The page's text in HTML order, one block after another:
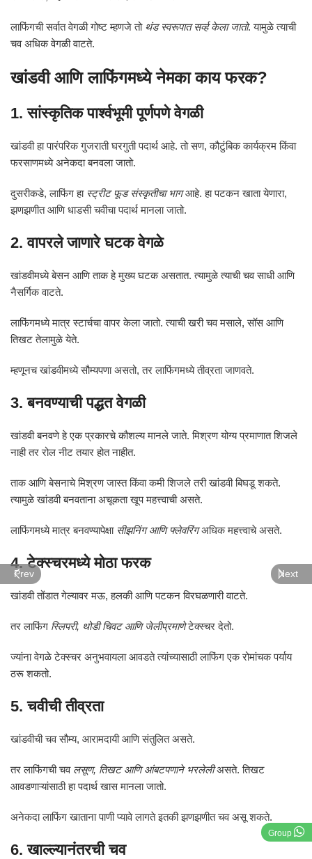
Group
लाफिंगची सर्वात वेगळी गोष्ट म्हणजे तो थंड स्वरूपात सर्व्ह केला जातो. यामुळे त्याची
चव अधिक वेगळी वाटते.
खांडवी आणि लाफिंगमध्ये नेमका काय फरक?
1. सांस्कृतिक पार्श्वभूमी पूर्णपणे वेगळी
खांडवी हा पारंपरिक गुजराती घरगुती पदार्थ आहे. तो सण, कौटुंबिक कार्यक्रम किंवा
फरसाणमध्ये अनेकदा बनवला जातो.
दुसरीकडे, लाफिंग हा स्ट्रीट फूड संस्कृतीचा भागआहे. हा पटकन खाता येणारा,
झणझणीत आणि धाडसी चवीचा पदार्थ मानला जातो.
2. वापरले जाणारे घटक वेगळे
खांडवीमध्ये बेसन आणि ताक हे मुख्य घटक असतात. त्यामुळे त्याची चव साधी आणि
नैसर्गिक वाटते.
लाफिंगमध्ये मात्र स्टार्चचा वापर केला जातो. त्याची खरी चव मसाले, सॉस आणि
तिखट तेलामुळे येते.
म्हणूनच खांडवीमध्ये सौम्यपणा असतो, तर लाफिंगमध्ये तीव्रता जाणवते.
3. बनवण्याची पद्धत वेगळी
खांडवी बनवणे हे एक प्रकारचे कौशल्य मानले जाते. मिश्रण योग्य प्रमाणात शिजले
नाही तर रोल नीट तयार होत नाहीत.
ताक आणि बेसनाचे मिश्रण जास्त किंवा कमी शिजले तरी खांडवी बिघडू शकते.
त्यामुळे खांडवी बनवताना अचूकता खूप महत्त्वाची असते.
लाफिंगमध्ये मात्र बनवण्यापेक्षा सीझनिंग आणि फ्लेवरिंगअधिक महत्त्वाचे असते.
4. टेक्स्चरमध्ये मोठा फरक
खांडवी तोंडात गेल्यावर मऊ, हलकी आणि पटकन विरघळणारी वाटते.
तर लाफिंग स्लिपरी, थोडी चिवट आणि जेलीप्रमाणेटेक्स्चर देतो.
ज्यांना वेगळे टेक्स्चर अनुभवायला आवडते त्यांच्यासाठी लाफिंग एक रोमांचक पर्याय
ठरू शकतो.
5. चवीची तीव्रता
खांडवीची चव सौम्य, आरामदायी आणि संतुलित असते.
तर लाफिंगची चव लसूण, तिखट आणि आंबटपणाने भरलेलीअसते. तिखट
आवडणाऱ्यांसाठी हा पदार्थ खास मानला जातो.
अनेकदा लाफिंग खाताना पाणी प्यावे लागते इतकी झणझणीत चव असू शकते.
6. खाल्ल्यानंतरची चव
Prev Next